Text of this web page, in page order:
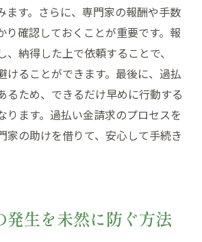
ます。さらに、専門家の報酬や手数
り確認しておくことが重要です。報
納得した上で依頼することで、
けることができます。最後に、過払
るため、できるだけ早めに行動する
ります。過払い金請求のプロセスを
家の助けを借りて、安心して手続き
発生を未然に防ぐ方法